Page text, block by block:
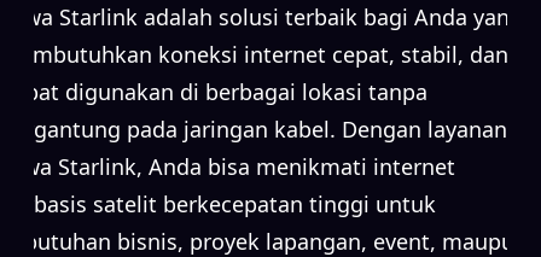
Sewa Starlink adalah solusi terbaik bagi Anda yang
membutuhkan koneksi internet cepat, stabil, dan
dapat digunakan di berbagai lokasi tanpa
bergantung pada jaringan kabel. Dengan layanan
sewa Starlink, Anda bisa menikmati internet
berbasis satelit berkecepatan tinggi untuk
kebutuhan bisnis, proyek lapangan, event, maupun